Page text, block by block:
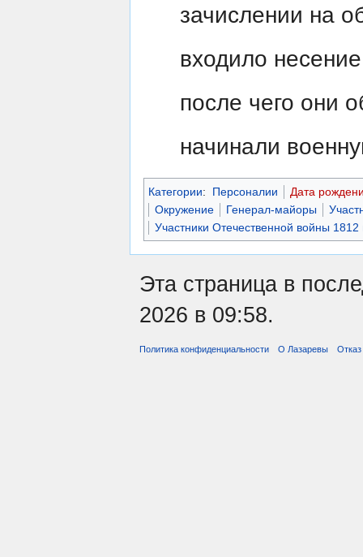
зачислении на
входило
после чего они
начинали
Категории: Персоналии
Дата
Окружение
Генерал-майоры
Участники Отечественной войны 1812
Эта страница в
2026 в 09:58.
Политика конфиденциальности О Лазаревы Отказ